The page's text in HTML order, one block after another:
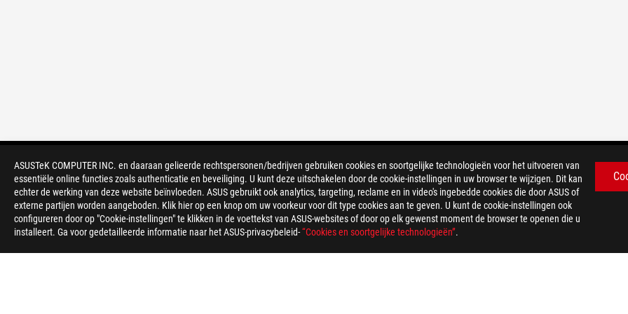
ASUSTeK COMPUTER INC. en daaraan gelieerde rechtspersonen/bedrijven gebruiken cookies en soortgelijke technologieën voor het uitvoeren van
essentiële online functies zoals authenticatie en beveiliging. U kunt deze uitschakelen door de cookie-instellingen in uw browser te wijzigen. Dit kan
echter de werking van deze website beïnvloeden. ASUS gebruikt ook analytics, targeting, reclame en in video's ingebedde cookies die door ASUS of
externe partijen worden aangeboden. Klik hier op een knop om uw voorkeur voor dit type cookies aan te geven. U kunt de cookie-instellingen ook
configureren door op "Cookie-instellingen" te klikken in de voettekst van ASUS-websites of door op elk gewenst moment de browser te openen die u
installeert. Ga voor gedetailleerde informatie naar het ASUS-privacybeleid-“Cookies en soortgelijke technologieën”.
ASUS
voettekst
GAMING LAPTOPS LAPTOPS FILTER
ONDERSTEUNDE BETAALMETHODE